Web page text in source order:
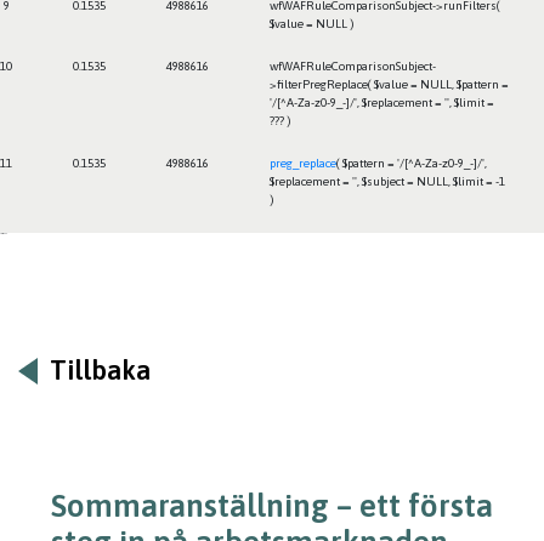
9 0.1535 4988616
wfWAFRuleComparisonSubject->runFilters(
$value = NULL )
10 0.1535 4988616
wfWAFRuleComparisonSubject-
>filterPregReplace($value = NULL
$pattern =
'/[^A-Za-z0-9_-]/' $replacement = '' $limit =
??? )
11 0.1535 4988616 preg_replace($pattern = '/[^A-Za-z0-9_-]/'
$replacement = '' $subject = NULL $limit = -1
)
Tillbaka
Sommaranställning – ett första